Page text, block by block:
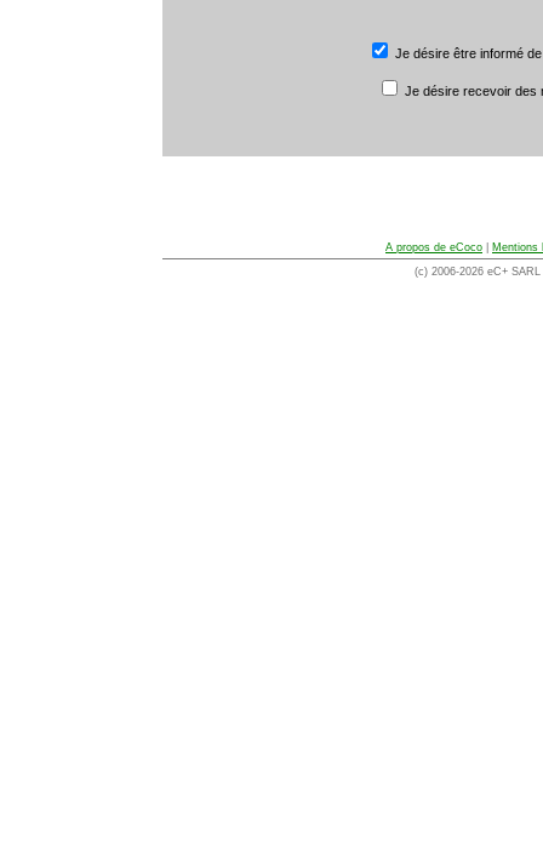
Je désire être informé
Je désire recevoir des
A propos de eCoco
Mentions
(c) 2006-2026 eC+